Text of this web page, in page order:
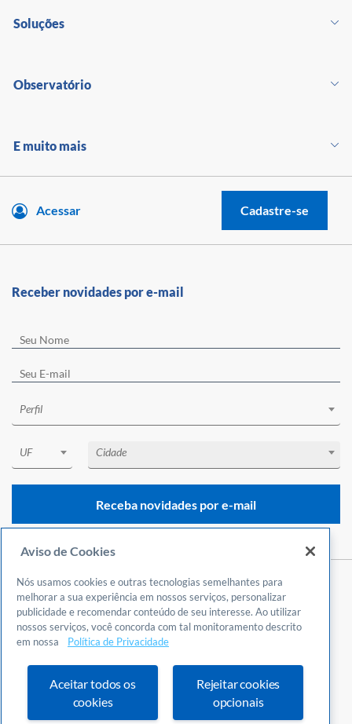
Soluções
Observatório
E muito mais
Acessar Cadastre-se
Central de Atendimento
0800 570 0800
24 horas por dia
Fale Conosco
Ouvidoria
Definições de cookies
Receber novidades por e-mail
Perfil
UF Cidade
Receba novidades por e-mail
Aviso de Cookies
Nós usamos cookies e outras tecnologias semelhantes para
melhorar a sua experiência em nossos serviços, personalizar
publicidade e recomendar conteúdo de seu interesse. Ao utilizar
nossos serviços, você concorda com tal monitoramento descrito
em nossa
Política de Privacidade
Aceitar todos os
cookies
Rejeitar cookies
opcionais